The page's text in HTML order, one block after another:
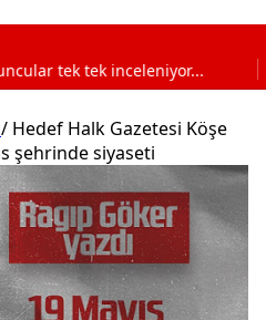
19:44 Samsun 100.
/ Hedef Halk Gazetesi Köşe
şehrinde siyaseti